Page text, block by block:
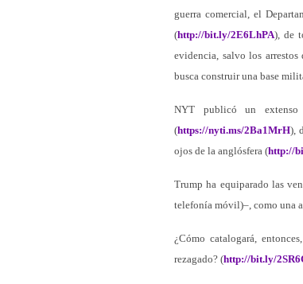
guerra comercial, el
(http://bit.ly/2E6LhPA), de
evidencia, salvo los arrestos
busca construir una base
NYT publicó un
(https://nyti.ms/2Ba1MrH),
ojos de la anglósfera (http://
Trump ha equiparado las
telefonía móvil)–, como una
¿Cómo catalogará,
rezagado? (http://bit.ly/